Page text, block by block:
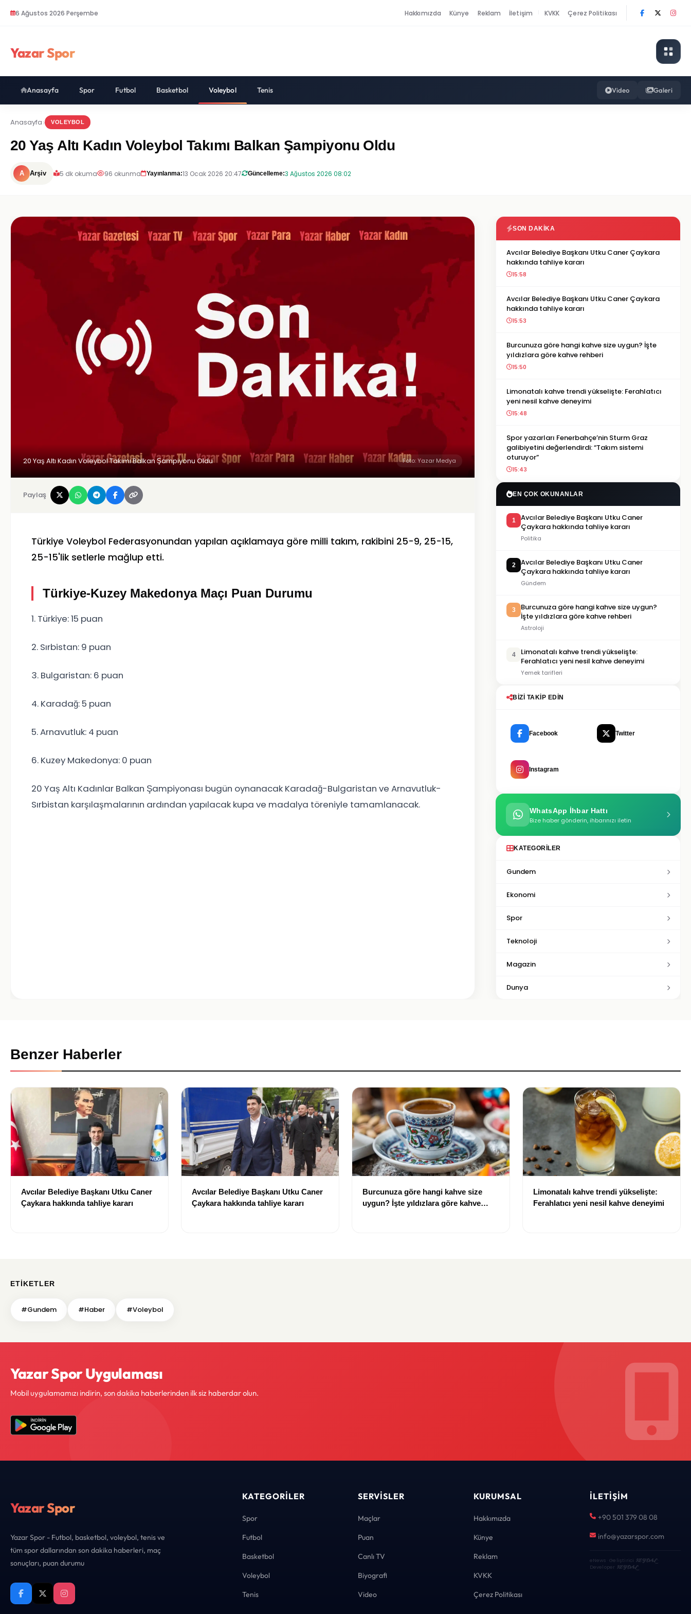
6 Ağustos 2026 Perşembe Hakkımızda Künye Reklam İletişim KVKK Çerez Politikası
Yazar Spor
Anasayfa Spor Futbol Basketbol Voleybol Tenis Video Galeri
Anasayfa VOLEYBOL
20 Yaş Altı Kadın Voleybol Takımı Balkan Şampiyonu Oldu
A Arşiv 5 dk okuma 96 okunma Yayınlanma:13 Ocak 2026 20:47 Güncelleme:3 Ağustos 2026 08:02
20 Yaş Altı Kadın Voleybol Takımı Balkan Şampiyonu Oldu Foto: Yazar Medya
Paylaş
Türkiye Voleybol Federasyonundan yapılan açıklamaya göre milli takım, rakibini 25-9, 25-15,
25-15'lik setlerle mağlup etti.
Türkiye-Kuzey Makedonya Maçı Puan Durumu
1. Türkiye: 15 puan
2. Sırbistan: 9 puan
3. Bulgaristan: 6 puan
4. Karadağ: 5 puan
5. Arnavutluk: 4 puan
6. Kuzey Makedonya: 0 puan
20 Yaş Altı Kadınlar Balkan Şampiyonası bugün oynanacak Karadağ-Bulgaristan ve Arnavutluk-
Sırbistan karşılaşmalarının ardından yapılacak kupa ve madalya töreniyle tamamlanacak.
SON DAKIKA
Avcılar Belediye Başkanı Utku Caner Çaykara
hakkında tahliye kararı
15:58
Avcılar Belediye Başkanı Utku Caner Çaykara
hakkında tahliye kararı
15:53
Burcunuza göre hangi kahve size uygun? İşte
yıldızlara göre kahve rehberi
15:50
Limonatalı kahve trendi yükselişte: Ferahlatıcı
yeni nesil kahve deneyimi
15:48
Spor yazarları Fenerbahçe’nin Sturm Graz
galibiyetini değerlendirdi: “Takım sistemi
oturuyor”
15:43
EN ÇOK OKUNANLAR
1
Avcılar Belediye Başkanı Utku Caner
Çaykara hakkında tahliye kararı
Politika
2
Avcılar Belediye Başkanı Utku Caner
Çaykara hakkında tahliye kararı
Gündem
3
Burcunuza göre hangi kahve size uygun?
İşte yıldızlara göre kahve rehberi
Astroloji
4
Limonatalı kahve trendi yükselişte:
Ferahlatıcı yeni nesil kahve deneyimi
Yemek tarifleri
BIZI TAKIP EDIN
Facebook Twitter
Instagram
WhatsApp İhbar Hattı
Bize haber gönderin, ihbarınızı iletin
KATEGORILER
Gundem
Ekonomi
Spor
Teknoloji
Magazin
Dunya
Benzer Haberler
Avcılar Belediye Başkanı Utku Caner
Çaykara hakkında tahliye kararı
Avcılar Belediye Başkanı Utku Caner
Çaykara hakkında tahliye kararı
Burcunuza göre hangi kahve size
uygun? İşte yıldızlara göre kahve
Limonatalı kahve trendi yükselişte:
Ferahlatıcı yeni nesil kahve deneyimi
ETIKETLER
#Gundem #Haber #Voleybol
Yazar Spor Uygulaması
Mobil uygulamamızı indirin, son dakika haberlerinden ilk siz haberdar olun.
Yazar Spor
Yazar Spor - Futbol, basketbol, voleybol, tenis ve
tüm spor dallarından son dakika haberleri, maç
sonuçları, puan durumu
KATEGORILER
Spor
Futbol
Basketbol
Voleybol
Tenis
SERVISLER
Maçlar
Puan
Canlı TV
Biyografi
Video
KURUMSAL
Hakkımızda
Künye
Reklam
KVKK
Çerez Politikası
İLETIŞIM
+90 501 379 08 08
info@yazarspor.com
eNews · Geliştirici KEYDAL·
Developer KEYDAL